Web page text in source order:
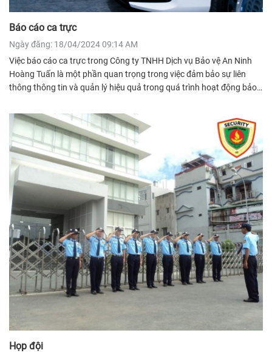
Báo cáo ca trực
Ngày đăng: 18/04/2024 09:14 AM
Việc báo cáo ca trực trong Công ty TNHH Dịch vụ Bảo vệ An Ninh
Hoàng Tuấn là một phần quan trọng trong việc đảm bảo sự liên
thông thông tin và quản lý hiệu quả trong quá trình hoạt động bảo
Họp đội